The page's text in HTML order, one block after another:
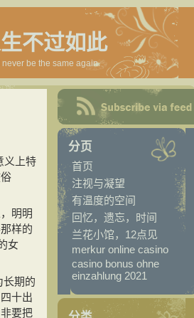
不过如此
be the same again.
义上特
明明
样的
女
长期的
十出
要把
分页
首页
注视与凝望
有温度的空间
回忆，遗忘，时间
兰花小馆，12点见
merkur online casino
casino bonus ohne
einzahlung 2021